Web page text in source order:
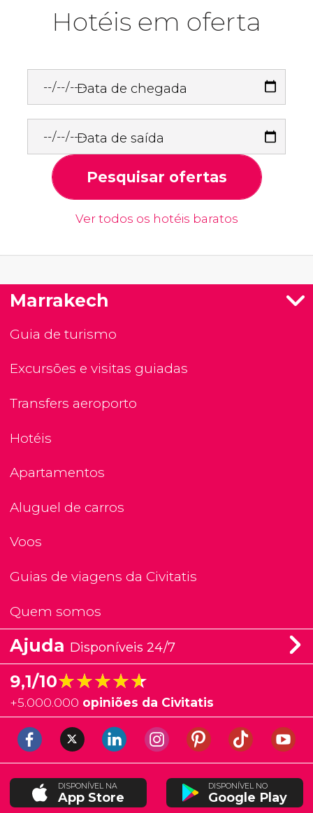
Hotéis em oferta
Data de chegada
Data de saída
Pesquisar ofertas
Ver todos os hotéis baratos
Marrakech
Guia de turismo
Excursões e visitas guiadas
Transfers aeroporto
Hotéis
Apartamentos
Aluguel de carros
Voos
Guias de viagens da Civitatis
Quem somos
Ajuda Disponíveis 24/7
9,1/10★★★★★
★★★★★
+5.000.000 opiniões da Civitatis
DISPONÍVEL NA
App Store
DISPONÍVEL NO
Google Play